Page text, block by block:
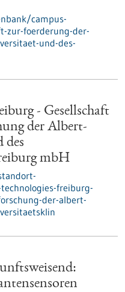
campus-
zur-foerderung-der-
und-des-
- Gesellschaft
der Albert-
des
mbH
freiburg-
der-albert-